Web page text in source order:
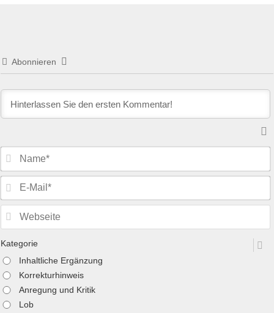
Abonnieren
Kategorie
Inhaltliche Ergänzung
Korrekturhinweis
Anregung und Kritik
Lob